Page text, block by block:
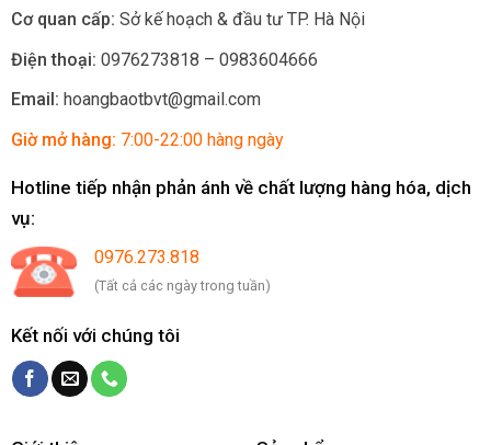
Cơ quan cấp: Sở kế hoạch & đầu tư TP. Hà Nội
Điện thoại: 0976273818 – 0983604666
Email: hoangbaotbvt@gmail.com
Giờ mở hàng: 7:00-22:00 hàng ngày
Hotline tiếp nhận phản ánh về chất lượng hàng hóa, dịch
vụ:
0976.273.818
(Tất cả các ngày trong tuần)
Kết nối với chúng tôi